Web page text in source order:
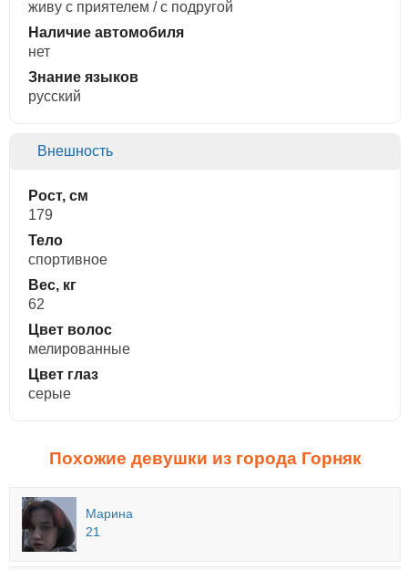
живу с приятелем / с подругой
Наличие автомобиля
нет
Знание языков
русский
Внешность
Рост, см
179
Тело
спортивное
Вес, кг
62
Цвет волос
мелированные
Цвет глаз
серые
Похожие девушки из города Горняк
Марина
21